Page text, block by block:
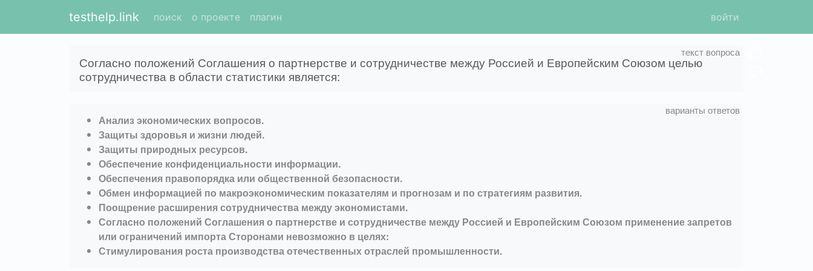
testhelp.link поиск о проекте плагин войти
Согласно положений Соглашения о партнерстве и сотрудничестве между Россией и Европейским Союзом целью
сотрудничества в области статистики является:
Анализ экономических вопросов.
Защиты здоровья и жизни людей.
Защиты природных ресурсов.
Обеспечение конфиденциальности информации.
Обеспечения правопорядка или общественной безопасности.
Обмен информацией по макроэкономическим показателям и прогнозам и по стратегиям развития.
Поощрение расширения сотрудничества между экономистами.
Согласно положений Соглашения о партнерстве и сотрудничестве между Россией и Европейским Союзом применение запретов
или ограничений импорта Сторонами невозможно в целях:
Стимулирования роста производства отечественных отраслей промышленности.